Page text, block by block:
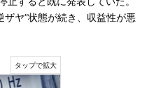
ヤ”状態が続き、収益性が悪